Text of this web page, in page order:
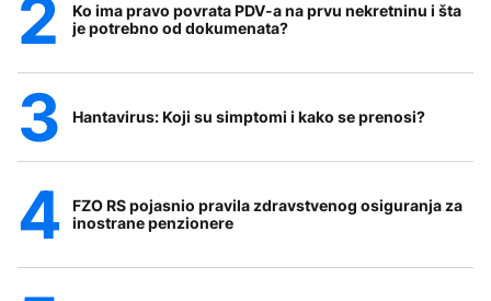
Ko ima pravo povrata PDV-a na prvu nekretninu i šta
je potrebno od dokumenata?
Hantavirus: Koji su simptomi i kako se prenosi?
FZO RS pojasnio pravila zdravstvenog osiguranja za
inostrane penzionere